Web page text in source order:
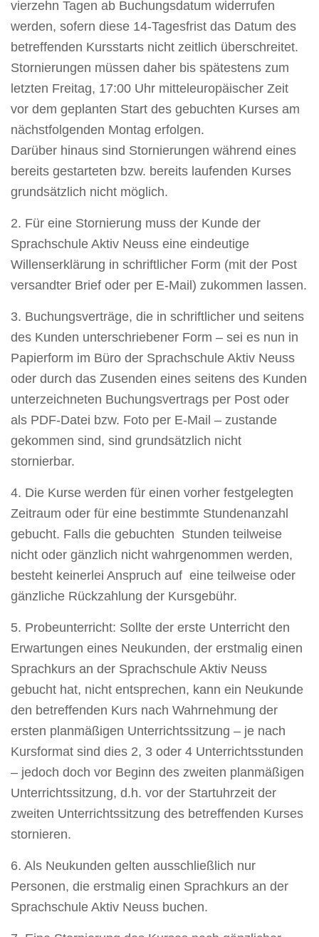
vierzehn Tagen ab Buchungsdatum widerrufen
werden, sofern diese 14-Tagesfrist das Datum des
betreffenden Kursstarts nicht zeitlich überschreitet.
Stornierungen müssen daher bis spätestens zum
letzten Freitag, 17:00 Uhr mitteleuropäischer Zeit
vor dem geplanten Start des gebuchten Kurses am
nächstfolgenden Montag erfolgen.
Darüber hinaus sind Stornierungen während eines
bereits gestarteten bzw. bereits laufenden Kurses
grundsätzlich nicht möglich.
2. Für eine Stornierung muss der Kunde der
Sprachschule Aktiv Neuss eine eindeutige
Willenserklärung in schriftlicher Form (mit der Post
versandter Brief oder per E-Mail) zukommen lassen.
3. Buchungsverträge, die in schriftlicher und seitens
des Kunden unterschriebener Form – sei es nun in
Papierform im Büro der Sprachschule Aktiv Neuss
oder durch das Zusenden eines seitens des Kunden
unterzeichneten Buchungsvertrags per Post oder
als PDF-Datei bzw. Foto per E-Mail – zustande
gekommen sind, sind grundsätzlich nicht
stornierbar.
4. Die Kurse werden für einen vorher festgelegten
Zeitraum oder für eine bestimmte Stundenanzahl
gebucht. Falls die gebuchten Stunden teilweise
nicht oder gänzlich nicht wahrgenommen werden,
besteht keinerlei Anspruch auf eine teilweise oder
gänzliche Rückzahlung der Kursgebühr.
5. Probeunterricht: Sollte der erste Unterricht den
Erwartungen eines Neukunden, der erstmalig einen
Sprachkurs an der Sprachschule Aktiv Neuss
gebucht hat, nicht entsprechen, kann ein Neukunde
den betreffenden Kurs nach Wahrnehmung der
ersten planmäßigen Unterrichtssitzung – je nach
Kursformat sind dies 2, 3 oder 4 Unterrichtsstunden
– jedoch doch vor Beginn des zweiten planmäßigen
Unterrichtssitzung, d.h. vor der Startuhrzeit der
zweiten Unterrichtssitzung des betreffenden Kurses
stornieren.
6. Als Neukunden gelten ausschließlich nur
Personen, die erstmalig einen Sprachkurs an der
Sprachschule Aktiv Neuss buchen.